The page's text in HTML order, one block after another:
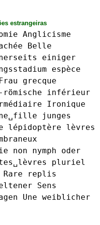
estrangeiras
Anglicisme
Belle
einiger
espèce
grecque
inférieur
Ironique
junges
lépidoptère
lèvres
non nymph
oder
pluriel
Rare
replis
Sens
Une weiblicher